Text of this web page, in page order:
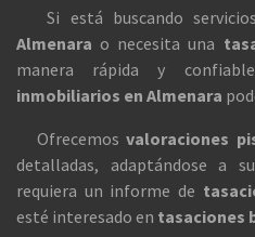
Si está buscando
Almenarao necesita una
manera rápida y
inmobiliarios en Almenara
Ofrecemosvaloraciones
detalladas, adaptándose a
requiera un informe de
esté interesado en tasaciones